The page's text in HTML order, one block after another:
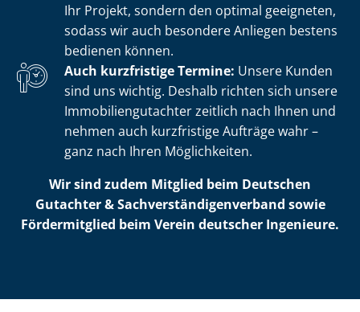
Ihr Projekt, sondern den optimal geeigneten,
sodass wir auch besondere Anliegen bestens
bedienen können.
Auch kurzfristige Termine: Unsere Kunden
sind uns wichtig. Deshalb richten sich unsere
Im­mo­bi­li­en­gut­ach­ter zeitlich nach Ihnen und
nehmen auch kurzfristige Aufträge wahr –
ganz nach Ihren Möglichkeiten.
Wir sind zudem Mitglied beim Deutschen
Gutachter & Sach­ver­stän­di­gen­ver­band sowie
Fördermitglied beim Verein deutscher Ingenieure.